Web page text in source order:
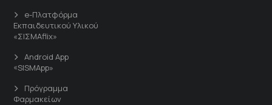
e-Πλατφόρμα
Εκπαιδευτικού Υλικού
«ΣΙΣΜΑflix»
Android App
«SISMApp»
Πρόγραμμα
Φαρμακείων